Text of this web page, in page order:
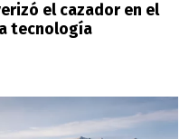
el cazador en el
tecnología